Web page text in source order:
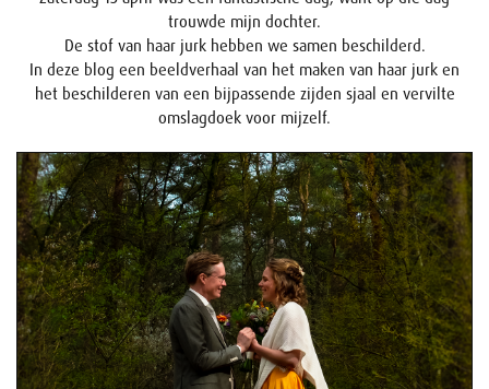
trouwde mijn dochter.
De stof van haar jurk hebben we samen beschilderd.
In deze blog een beeldverhaal van het maken van haar jurk en
het beschilderen van een bijpassende zijden sjaal en vervilte
omslagdoek voor mijzelf.